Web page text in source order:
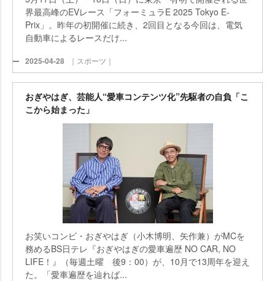
界最高峰のEVレース「フォーミュラE 2025 Tokyo E-
Prix」。昨年の初開催に続き、2回目となる今回は、電気
自動車によるレースだけ...
2025-04-28 ｜スポーツ｜
おぎやはぎ、芸能人“愛車コンテンツ化”先駆者の自負「こ
こから始まった」
お笑いコンビ・おぎやはぎ（小木博明、矢作兼）がMCを
務めるBS日テレ『おぎやはぎの愛車遍歴 NO CAR, NO
LIFE！』（毎週土曜 後9：00）が、10月で13周年を迎え
た。「愛車遍歴を辿れば...